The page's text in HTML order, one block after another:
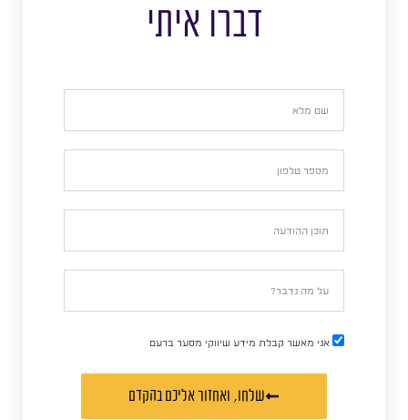
דברו איתי
אני מאשר קבלת מידע שיווקי מסער ברעם
שלחו, ואחזור אליכם בהקדם